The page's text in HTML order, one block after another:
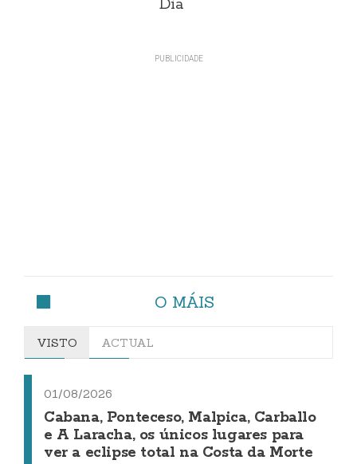
Día
O MÁIS
VISTO ACTUAL
01/08/2026
Cabana, Ponteceso, Malpica, Carballo
e A Laracha, os únicos lugares para
ver a eclipse total na Costa da Morte